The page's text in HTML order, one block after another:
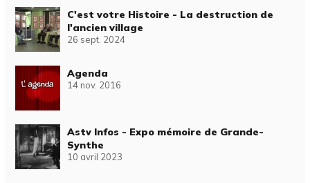
C'est votre Histoire - La destruction de
l'ancien village
26 sept. 2024
Agenda
14 nov. 2016
Astv Infos - Expo mémoire de Grande-
Synthe
10 avril 2023